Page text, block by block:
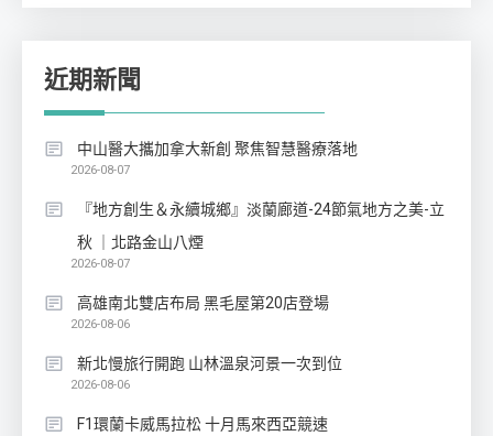
近期新聞
中山醫大攜加拿大新創 聚焦智慧醫療落地
2026-08-07
『地方創生＆永續城鄉』淡蘭廊道-24節氣地方之美-立
秋 ｜北路金山八煙
2026-08-07
高雄南北雙店布局 黑毛屋第20店登場
2026-08-06
新北慢旅行開跑 山林溫泉河景一次到位
2026-08-06
F1環蘭卡威馬拉松 十月馬來西亞競速